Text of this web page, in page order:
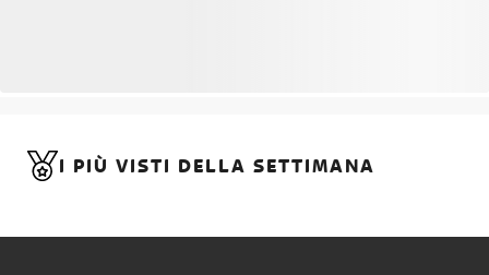
I PIÙ VISTI DELLA SETTIMANA